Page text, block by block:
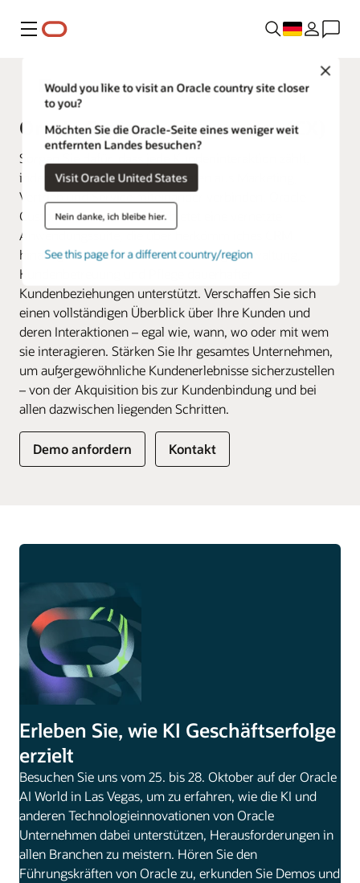
Menü
Close
Would you like to visit an Oracle country site closer
to you?
Möchten Sie die Oracle-Seite eines weniger weit
entfernten Landes besuchen?
Visit Oracle United States
Nein danke, ich bleibe hier.
See this page for a different country/region
Fusion Applications
Oracle Customer Experience (CX)
Sorgen Sie dafür, dass jede Kundeninteraktion zählt,
indem Sie alle Ihre Geschäftsdaten aus Marketing,
Vertrieb und Service miteinander verbinden. Oracle
Customer Experience (CX) bietet eine vernetzte
Anwendungssuite, die über herkömmliches CRM
hinausgeht und Sie bei der Erstellung, Verwaltung,
Kundenbetreuung und Pflege dauerhafter
Kundenbeziehungen unterstützt. Verschaffen Sie sich
einen vollständigen Überblick über Ihre Kunden und
deren Interaktionen – egal wie, wann, wo oder mit wem
sie interagieren. Stärken Sie Ihr gesamtes Unternehmen,
um außergewöhnliche Kundenerlebnisse sicherzustellen
– von der Akquisition bis zur Kundenbindung und bei
allen dazwischen liegenden Schritten.
Demo anfordern Kontakt
Erleben Sie, wie KI Geschäftserfolge
erzielt
Besuchen Sie uns vom 25. bis 28. Oktober auf der Oracle
AI World in Las Vegas, um zu erfahren, wie die KI und
anderen Technologieinnovationen von Oracle
Unternehmen dabei unterstützen, Herausforderungen in
allen Branchen zu meistern. Hören Sie den
Führungskräften von Oracle zu, erkunden Sie Demos und